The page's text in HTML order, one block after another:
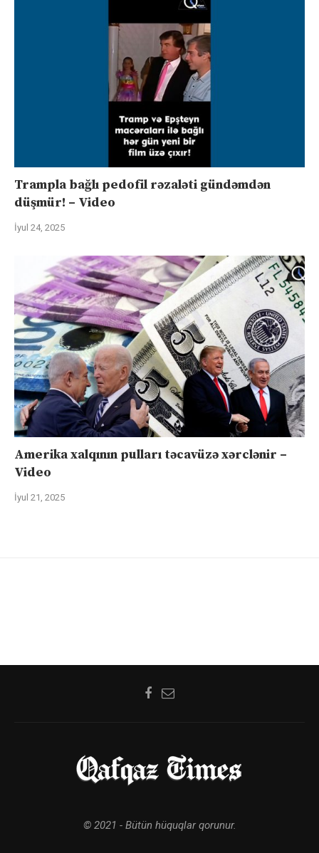
Trampla bağlı pedofil rəzaləti gündəmdən
düşmür! – Video
İyul 24, 2025
Amerika xalqının pulları təcavüzə xərclənir –
Video
İyul 21, 2025
© 2021 - Bütün hüquqlar qorunur.